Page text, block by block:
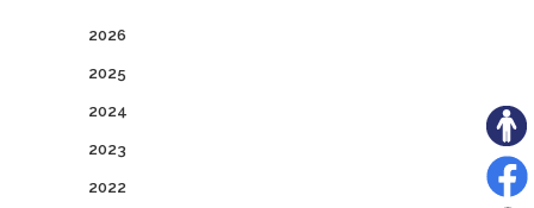
2026
2025
2024
2023
2022